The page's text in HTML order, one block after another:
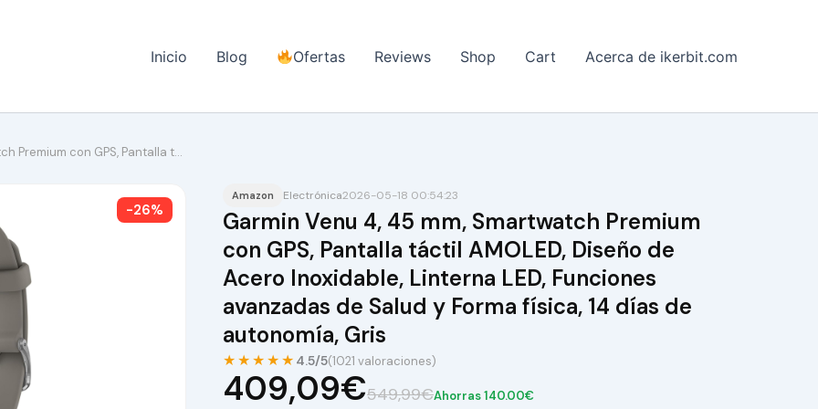
Inicio Blog Ofertas Reviews Shop Cart Acerca de ikerbit.com
Premium con GPS, Pantalla t…
-26%
Amazon Electrónica2026-05-18 00:54:23
Garmin Venu 4, 45 mm, Smartwatch Premium
con GPS, Pantalla táctil AMOLED, Diseño de
Acero Inoxidable, Linterna LED, Funciones
avanzadas de Salud y Forma física, 14 días de
autonomía, Gris
★★★★★ 4.5/5(1021 valoraciones)
409,09€549,99€Ahorras 140.00€